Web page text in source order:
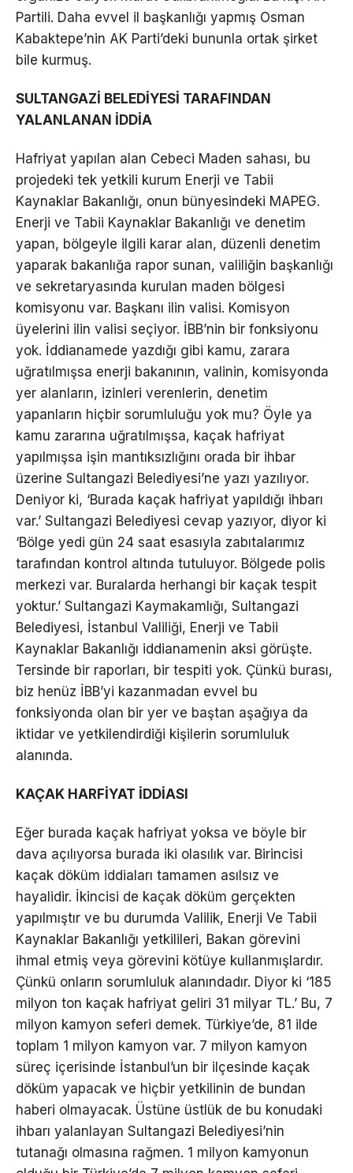
Partili. Daha evvel il başkanlığı yapmış Osman
Kabaktepe’nin AK Parti’deki bununla ortak şirket
bile kurmuş.
SULTANGAZİ BELEDİYESİ TARAFINDAN
YALANLANAN İDDİA
Hafriyat yapılan alan Cebeci Maden sahası, bu
projedeki tek yetkili kurum Enerji ve Tabii
Kaynaklar Bakanlığı, onun bünyesindeki MAPEG.
Enerji ve Tabii Kaynaklar Bakanlığı ve denetim
yapan, bölgeyle ilgili karar alan, düzenli denetim
yaparak bakanlığa rapor sunan, valiliğin başkanlığı
ve sekretaryasında kurulan maden bölgesi
komisyonu var. Başkanı ilin valisi. Komisyon
üyelerini ilin valisi seçiyor. İBB’nin bir fonksiyonu
yok. İddianamede yazdığı gibi kamu, zarara
uğratılmışsa enerji bakanının, valinin, komisyonda
yer alanların, izinleri verenlerin, denetim
yapanların hiçbir sorumluluğu yok mu? Öyle ya
kamu zararına uğratılmışsa, kaçak hafriyat
yapılmışsa işin mantıksızlığını orada bir ihbar
üzerine Sultangazi Belediyesi’ne yazı yazılıyor.
Deniyor ki, ‘Burada kaçak hafriyat yapıldığı ihbarı
var.’ Sultangazi Belediyesi cevap yazıyor, diyor ki
‘Bölge yedi gün 24 saat esasıyla zabıtalarımız
tarafından kontrol altında tutuluyor. Bölgede polis
merkezi var. Buralarda herhangi bir kaçak tespit
yoktur.’ Sultangazi Kaymakamlığı, Sultangazi
Belediyesi, İstanbul Valiliği, Enerji ve Tabii
Kaynaklar Bakanlığı iddianamenin aksi görüşte.
Tersinde bir raporları, bir tespiti yok. Çünkü burası,
biz henüz İBB’yi kazanmadan evvel bu
fonksiyonda olan bir yer ve baştan aşağıya da
iktidar ve yetkilendirdiği kişilerin sorumluluk
alanında.
KAÇAK HARFİYAT İDDİASI
Eğer burada kaçak hafriyat yoksa ve böyle bir
dava açılıyorsa burada iki olasılık var. Birincisi
kaçak döküm iddiaları tamamen asılsız ve
hayalidir. İkincisi de kaçak döküm gerçekten
yapılmıştır ve bu durumda Valilik, Enerji Ve Tabii
Kaynaklar Bakanlığı yetkilileri, Bakan görevini
ihmal etmiş veya görevini kötüye kullanmışlardır.
Çünkü onların sorumluluk alanındadır. Diyor ki ‘185
milyon ton kaçak hafriyat geliri 31 milyar TL.’ Bu, 7
milyon kamyon seferi demek. Türkiye’de, 81 ilde
toplam 1 milyon kamyon var. 7 milyon kamyon
süreç içerisinde İstanbul’un bir ilçesinde kaçak
döküm yapacak ve hiçbir yetkilinin de bundan
haberi olmayacak. Üstüne üstlük de bu konudaki
ihbarı yalanlayan Sultangazi Belediyesi’nin
tutanağı olmasına rağmen. 1 milyon kamyonun